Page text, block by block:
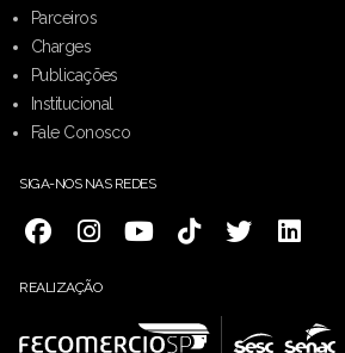
Parceiros
Charges
Publicações
Institucional
Fale Conosco
SIGA-NOS NAS REDES
REALIZAÇÃO